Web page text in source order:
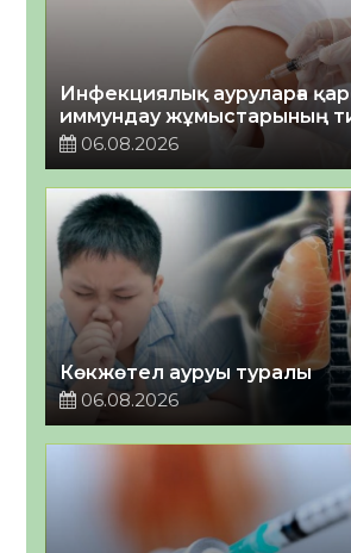
Инфекциялық ауруларға
иммундау жұмыстарының
06.08.2026
Көкжөтел ауруы туралы
06.08.2026